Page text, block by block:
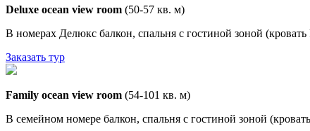
Deluxe ocean view room (50-57 кв. м)
В номерах Делюкс балкон, спальня с гостиной зоной
Заказать тур
Family ocean view room (54-101 кв. м)
В семейном номере балкон, спальня с гостиной зоной